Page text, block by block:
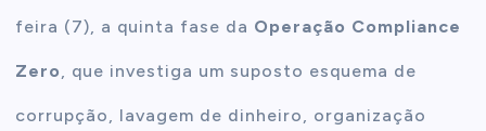
feira (7), a quinta fase da Operação Compliance
Zero, que investiga um suposto esquema de
corrupção, lavagem de dinheiro, organização